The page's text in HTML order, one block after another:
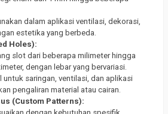
dalam aplikasi ventilasi, dekorasi,
estetika yang berbeda.
Holes):
slot dari beberapa milimeter hingga
dengan lebar yang bervariasi.
untuk saringan, ventilasi, dan aplikasi
pengaliran material atau cairan.
(Custom Patterns):